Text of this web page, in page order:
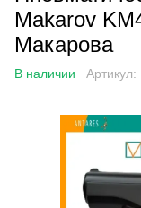
Makarov
Макарова
В наличии Артикул: